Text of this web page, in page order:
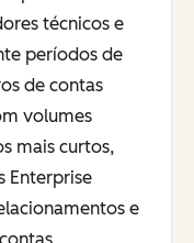
técnicos e
períodos de
de contas
volumes
mais curtos,
Enterprise
e